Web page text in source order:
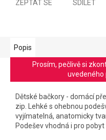
ZEPTAT SE SDÍLET
Popis
Prosím, pečlivě si
uvedeného
Dětské bačkory - domácí
zip. Lehké s ohebnou
vyjímatelná, anatomicky
Podešev vhodná i pro